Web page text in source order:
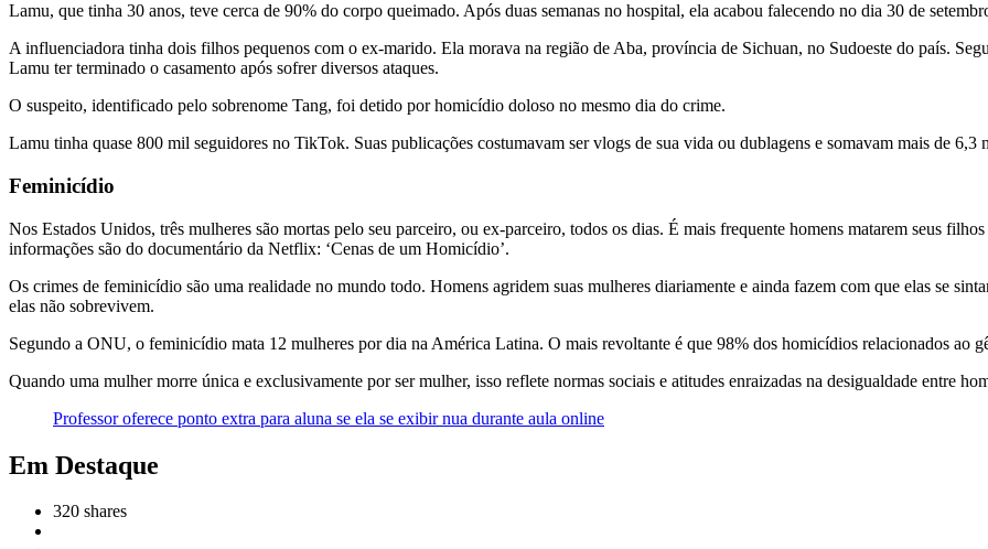
Lamu, que tinha 30 anos, teve cerca de 90% do corpo queimado. Após duas semanas no hospital, ela acabou falecendo no dia 30 de
A influenciadora tinha dois filhos pequenos com o ex-marido. Ela morava na região de Aba, província de Sichuan, no Sudoeste do país.
Lamu ter terminado o casamento após sofrer diversos ataques.
O suspeito, identificado pelo sobrenome Tang, foi detido por homicídio doloso no mesmo dia do crime.
Lamu tinha quase 800 mil seguidores no TikTok. Suas publicações costumavam ser vlogs de sua vida ou dublagens e somavam mais de 6,3
Feminicídio
Nos Estados Unidos, três mulheres são mortas pelo seu parceiro, ou ex-parceiro, todos os dias. É mais frequente homens matarem seus
informações são do documentário da Netflix: ‘Cenas de um Homicídio’.
Os crimes de feminicídio são uma realidade no mundo todo. Homens agridem suas mulheres diariamente e ainda fazem com que elas se
elas não sobrevivem.
Segundo a ONU, o feminicídio mata 12 mulheres por dia na América Latina. O mais revoltante é que 98% dos homicídios relacionados ao
Quando uma mulher morre única e exclusivamente por ser mulher, isso reflete normas sociais e atitudes enraizadas na desigualdade entre
Professor oferece ponto extra para aluna se ela se exibir nua durante aula online
Em Destaque
320 shares